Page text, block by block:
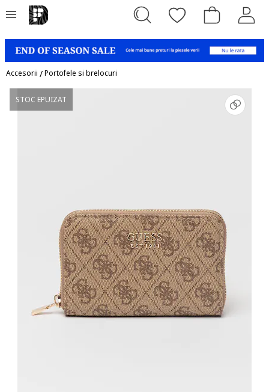
Accesorii /Portofele si brelocuri
STOC EPUIZAT